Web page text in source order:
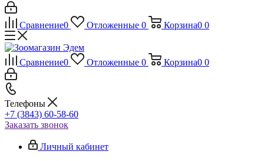
Сравнение0 Отложенные 0 Корзина0 0
Сравнение0 Отложенные 0 Корзина0 0
Телефоны
+7 (3843) 60-58-60
Заказать звонок
Личный кабинет